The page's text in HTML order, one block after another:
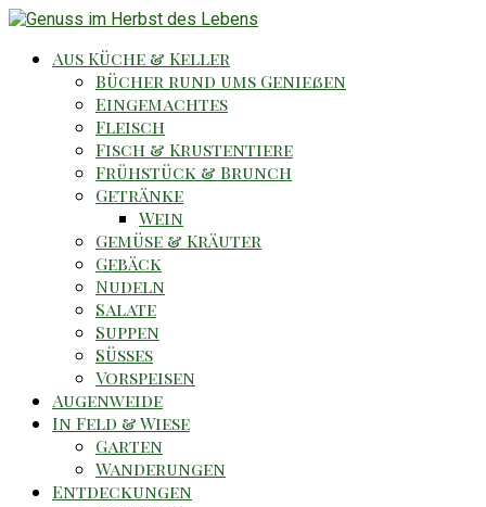
Aus Küche & Keller
Bücher rund ums Genießen
Eingemachtes
Fleisch
Fisch & Krustentiere
Frühstück & Brunch
Getränke
Wein
Gemüse & Kräuter
Gebäck
Nudeln
Salate
Suppen
Süsses
Vorspeisen
Augenweide
In Feld & Wiese
Garten
Wanderungen
Entdeckungen